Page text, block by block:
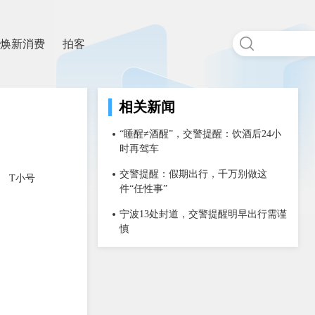
焕新消费 拍客
T小号
相关新闻
“睡醒≠酒醒”，交警提醒：饮酒后24小
时再驾车
交警提醒：假期出行，千万别做这
件“任性事”
宁波13处封道，交警提醒明早出行需谨
慎